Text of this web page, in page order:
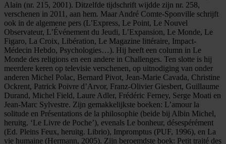
Alain (nr. 215, 2001). Ditzelfde tijdschrift wijdde zijn nr. 258,
verschenen in 2011, aan hem. Maar André Comte-Sponville schrijft
ook in de algemene pers (L’Express, Le Point, Le Nouvel
Observateur, L’Événement du Jeudi, L’Expansion, Le Monde, Le
Figaro, La Croix, Libération, Le Magazine littéraire, Impact-
Médecin Hebdo, Psychologies…). Hij heeft een column in Le
Monde des religions en een andere in Challenges. Ten slotte is hij
meerdere keren op televisie verschenen, op uitnodiging van onder
anderen Michel Polac, Bernard Pivot, Jean-Marie Cavada, Christine
Ockrent, Patrick Poivre d’Arvor, Franz-Olivier Giesbert, Guillaume
Durand, Michel Field, Laure Adler, Frédéric Ferney, Serge Moati en
Jean-Marc Sylvestre. Zijn gemakkelijkste boeken: L’amour la
solitude en Présentations de la philosophie (beide bij Albin Michel,
heruitg. ‘Le Livre de Poche’), evenals Le bonheur, désespérément
(Ed. Pleins Feux, heruitg. Librio), Impromptus (PUF, 1996), en La
vie humaine (Hermann, 2005). Zijn beroemdste boek: Petit traité des